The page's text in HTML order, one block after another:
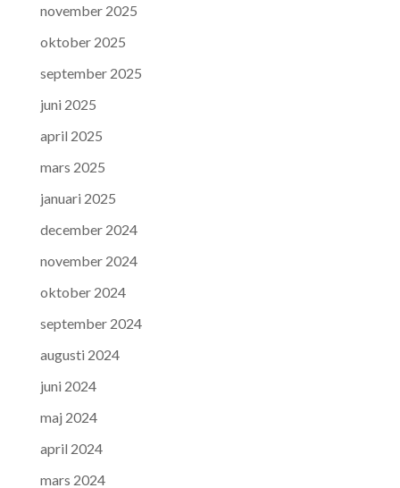
november 2025
oktober 2025
september 2025
juni 2025
april 2025
mars 2025
januari 2025
december 2024
november 2024
oktober 2024
september 2024
augusti 2024
juni 2024
maj 2024
april 2024
mars 2024